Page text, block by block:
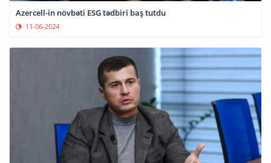
Azercell-in növbəti ESG tədbiri baş tutdu
11-06-2024